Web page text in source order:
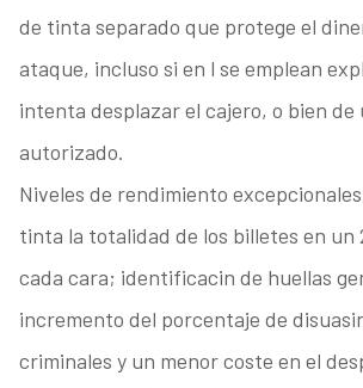
de tinta separado que protege el
ataque, incluso si en l se emplean
intenta desplazar el cajero, o bien de
autorizado.
Niveles de rendimiento
tinta la totalidad de los billetes en un
cada cara; identificacin de huellas
incremento del porcentaje de
criminales y un menor coste en el